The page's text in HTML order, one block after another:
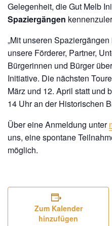
Gelegenheit, die Gut Melb
Spaziergängen
„Mit unseren
unsere Förderer, Partner,
Bürgerinnen und Bürger
Initiative. Die nächsten
März und 12. April statt und
14 Uhr an der Historischen
Über eineAnmeldung unter
uns, eine spontane
möglich.
Zum Kalender
hinzufügen